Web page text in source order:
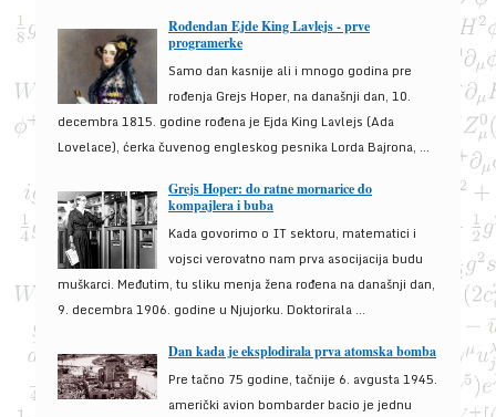
Rođendan Ejde King Lavlejs - prve
programerke
Samo dan kasnije ali i mnogo godina pre
rođenja Grejs Hoper, na današnji dan, 10.
decembra 1815. godine rođena je Ejda King Lavlejs (Ada
Lovelace), ćerka čuvenog engleskog pesnika Lorda Bajrona, ...
Grejs Hoper: do ratne mornarice do
kompajlera i buba
Kada govorimo o IT sektoru, matematici i
vojsci verovatno nam prva asocijacija budu
muškarci. Međutim, tu sliku menja žena rođena na današnji dan,
9. decembra 1906. godine u Njujorku. Doktorirala ...
Dan kada je eksplodirala prva atomska bomba
Pre tačno 75 godine, tačnije 6. avgusta 1945.
američki avion bombarder bacio je jednu